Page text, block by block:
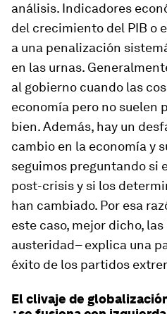
análisis. Indicadores
del crecimiento del PIB o
a una penalización
en las urnas.
al gobierno cuando las
economía pero no suelen
bien. Además, hay un
cambio en la economía y
seguimos preguntando si
post-crisis y si los
han cambiado. Por esa
este caso, mejor dicho,
austeridad– explica una
éxito de los partidos
El clivaje de